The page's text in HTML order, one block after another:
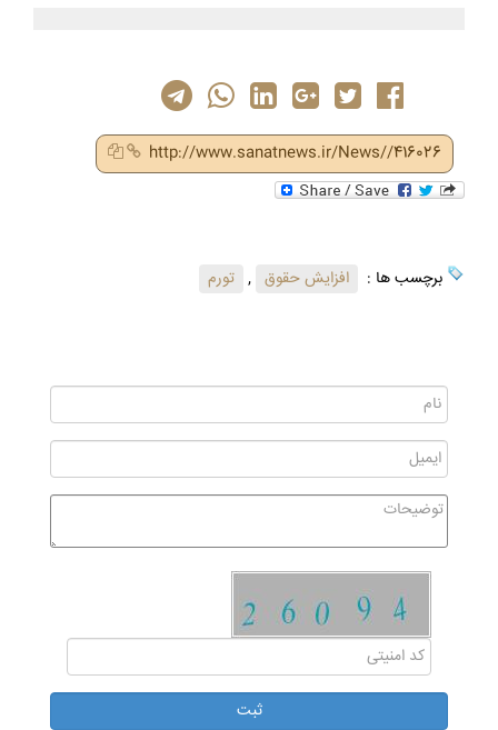
http://www.sanatnews.ir/News//416026
برچسب ها : افزایش حقوق , تورم